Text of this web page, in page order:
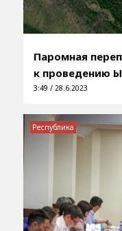
Паромная
к проведению
3:49 / 28.6.2023
Республика